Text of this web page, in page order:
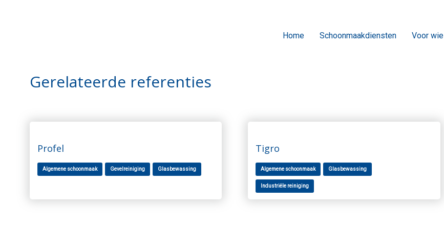
Home Schoonmaakdiensten Voor wie
Gerelateerde referenties
Profel
Algemene schoonmaak Gevelreiniging Glasbewassing
Tigro
Algemene schoonmaak Glasbewassing
Industriële reiniging